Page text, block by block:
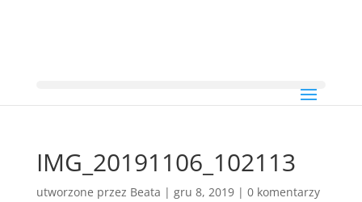
IMG_20191106_102113
utworzone przez Beata | gru 8, 2019| 0 komentarzy